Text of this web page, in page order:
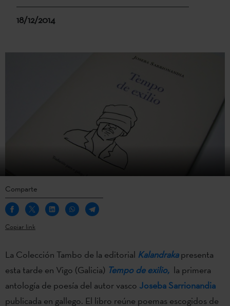
18/12/2014
Comparte
Copiar link
La Colección Tambo de la editorial Kalandrakapresenta
esta tarde en Vigo (Galicia) Tempo de exilio, la primera
antología de poesía del autor vasco Joseba Sarrionandia
publicada en gallego. El libro reúne poemas escogidos de